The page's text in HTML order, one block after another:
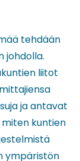
tehdään
johdolla.
liitot
ja antavat
kuntien
ympäristön